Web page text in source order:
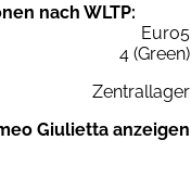
nach WLTP:
Euro5
4 (Green)
Zentrallager
Giulietta anzeigen